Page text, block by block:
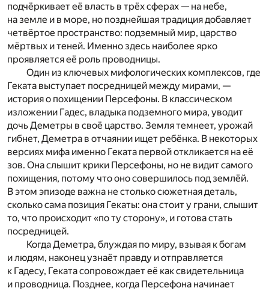
подчёркивает её власть в трёх сферах — на небе,
на земле и в море, но позднейшая традиция добавляет
четвёртое пространство: подземный мир, царство
мёртвых и теней. Именно здесь наиболее ярко
проявляется её роль проводницы.
Один из ключевых мифологических комплексов, где
Геката выступает посредницей между мирами, —
история о похищении Персефоны. В классическом
изложении Гадес, владыка подземного мира, уводит
дочь Деметры в своё царство. Земля темнеет, урожай
гибнет, Деметра в отчаянии ищет ребёнка. В некоторых
версиях мифа именно Геката первой откликается на её
зов. Она слышит крики Персефоны, но не видит самого
похищения, потому что оно совершилось под землёй.
В этом эпизоде важна не столько сюжетная деталь,
сколько сама позиция Гекаты: она стоит у грани, слышит
то, что происходит «по ту сторону», и готова стать
посредницей.
Когда Деметра, блуждая по миру, взывая к богам
и людям, наконец узнаёт правду и отправляется
к Гадесу, Геката сопровождает её как свидетельница
и проводница. Позднее, когда Персефона начинает